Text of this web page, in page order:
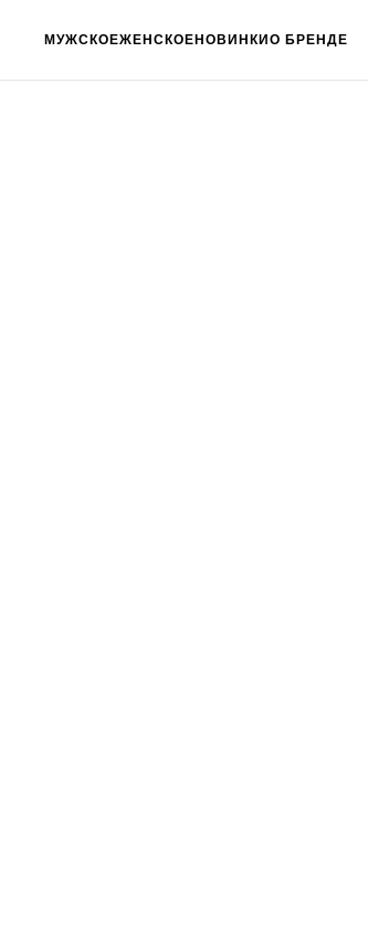
МУЖСКОЕЖЕНСКОЕ НОВИНКИ О БРЕНДЕ